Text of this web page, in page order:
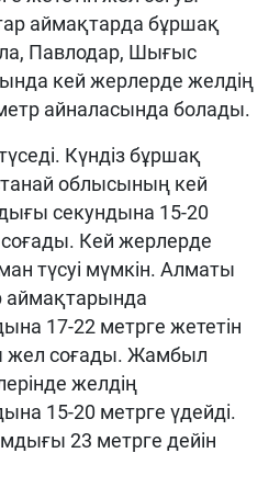
аймақтарда бұршақ
Павлодар, Шығыс
кей жерлерде желдің
айналасында болады.
Күндіз бұршақ
облысының кей
секундына 15-20
Кей жерлерде
түсуі мүмкін. Алматы
аймақтарында
17-22 метрге жететін
жел соғады. Жамбыл
желдің
15-20 метрге үдейді.
23 метрге дейін